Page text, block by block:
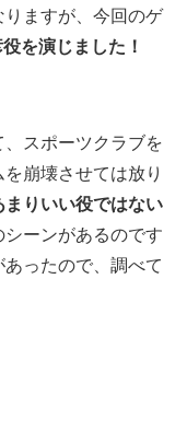
ますが、今回のゲ
を演じました！
スポーツクラブを
崩壊させては放り
まりいい役ではない
ーンがあるのです
ったので、調べて